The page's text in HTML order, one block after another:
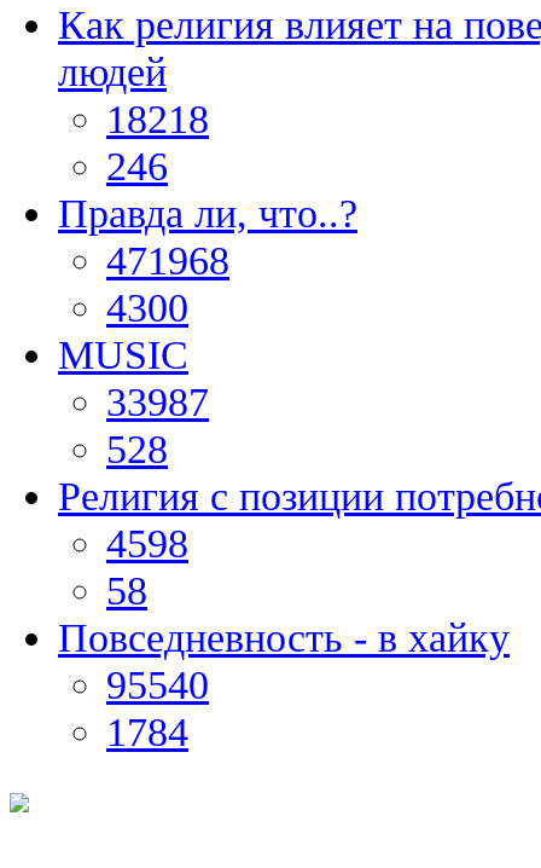
Как религия влияет на
людей
18218
246
Правда ли, что..?
471968
4300
MUSIC
33987
528
Религия с позиции
4598
58
Повседневность - в хайку
95540
1784